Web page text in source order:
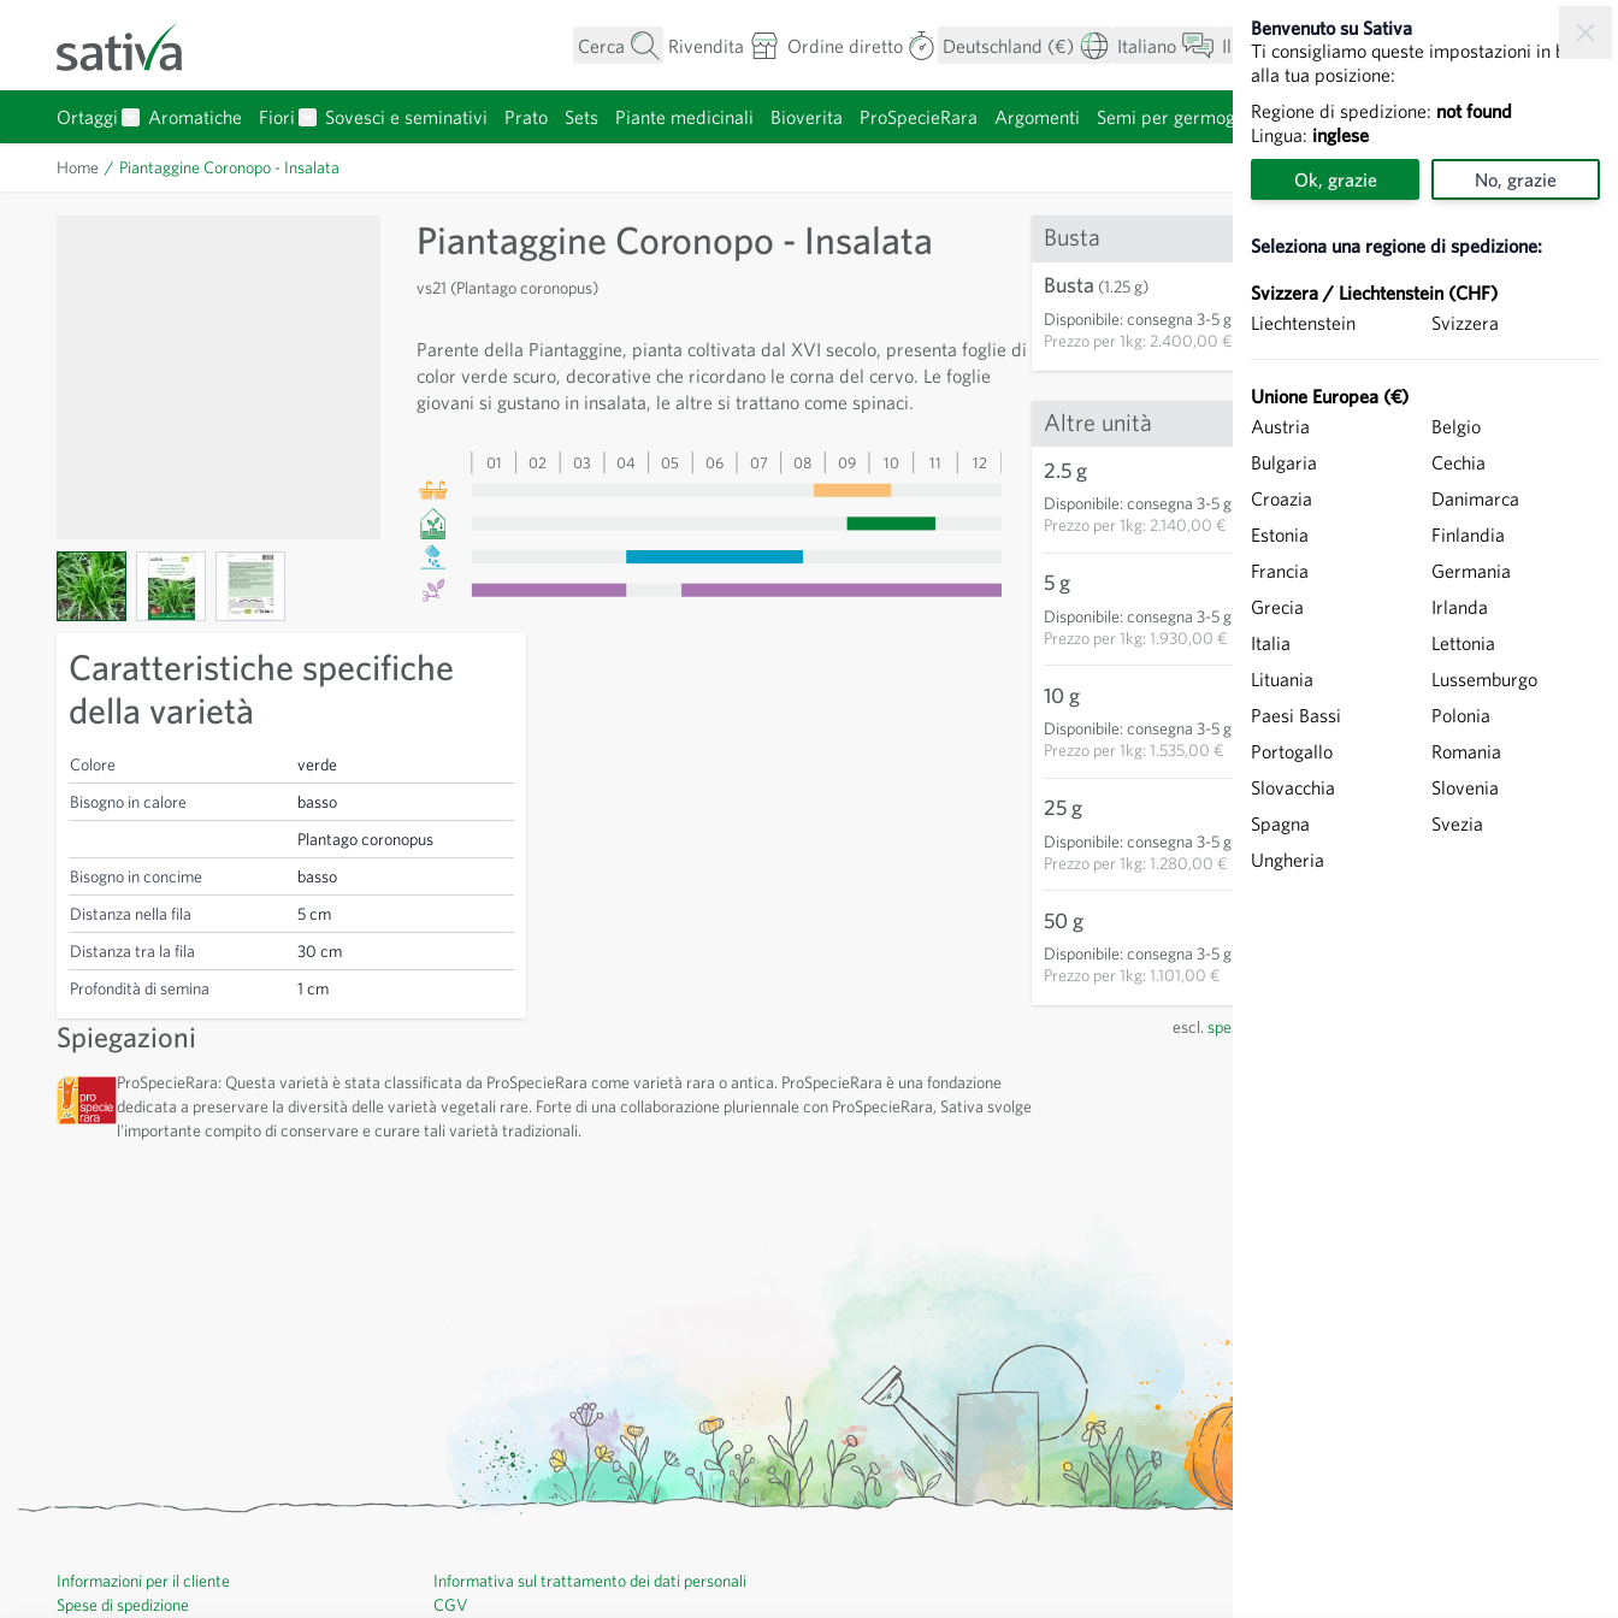
Cerca
Rivendita Ordine diretto Deutschland (€) Italiano Il mio account Visualizza carrello
Ortaggi
Aromatiche
Fiori
Sovesci e seminativi Prato Sets Piante medicinali Bioverita ProSpecieRara Argomenti Semi per germogli
Benvenuto su Sativa
Ti consigliamo queste impostazioni in base
alla tua posizione:
Regione di spedizione: not found
Lingua: inglese
Ok, grazie No, grazie
Seleziona una regione di spedizione:
Svizzera / Liechtenstein (CHF)
Liechtenstein
Svizzera
Unione Europea (€)
Austria
Belgio
Bulgaria
Cechia
Croazia
Danimarca
Estonia
Finlandia
Francia
Germania
Grecia
Irlanda
Italia
Lettonia
Lituania
Lussemburgo
Paesi Bassi
Polonia
Portogallo
Romania
Slovacchia
Slovenia
Spagna
Svezia
Ungheria
Home / Piantaggine Coronopo - Insalata
Piantaggine Coronopo - Insalata
vs21 (Plantago coronopus)
Parente della Piantaggine, pianta coltivata dal XVI secolo, presenta foglie di
color verde scuro, decorative che ricordano le corna del cervo. Le foglie
giovani si gustano in insalata, le altre si trattano come spinaci.
01 02 03 04 05 06 07 08 09 10 11 12
View larger imageView larger imageView larger image
Caratteristiche specifiche
della varietà
Colore
verde
Bisogno in calore
basso
Plantago coronopus
Bisogno in concime
basso
Distanza nella fila
5 cm
Distanza tra la fila
30 cm
Profondità di semina
1 cm
Spiegazioni
ProSpecieRara: Questa varietà è stata classificata da ProSpecieRara come varietà rara o antica. ProSpecieRara è una fondazione
dedicata a preservare la diversità delle varietà vegetali rare. Forte di una collaborazione pluriennale con ProSpecieRara, Sativa svolge
l'importante compito di conservare e curare tali varietà tradizionali.
Busta
Busta (1.25 g)
Disponibile: consegna 3-5 giorni
Prezzo per1kg: 2.400,00 €
3,00 €
AGGIUNGI AL CARRELLO
Altre unità
2.5 g
Disponibile: consegna 3-5 giorni
Prezzo per1kg: 2.140,00 €
AGGIUNGI AL CARRELLO
5 g
Disponibile: consegna 3-5 giorni
Prezzo per1kg: 1.930,00 €
9,65 €
10 g
Disponibile: consegna 3-5 giorni
Prezzo per1kg: 1.535,00 €
15,35 €
25 g
Disponibile: consegna 3-5 giorni
Prezzo per1kg: 1.280,00 €
50 g
Disponibile: consegna 3-5 giorni
Prezzo per1kg: 1.101,00 €
escl. spese di spedizione
Informazioni per il cliente
Spese di spedizione
Informativa sul trattamento dei dati personali
CGV